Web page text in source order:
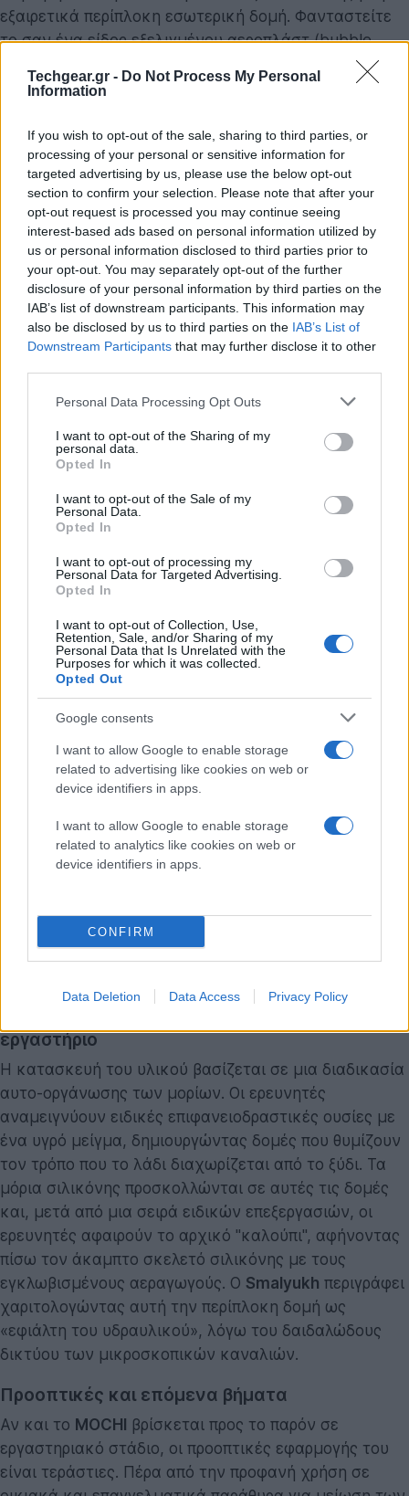
Techgear.gr - Do Not Process My Personal
Information
If you wish to opt-out of the sale, sharing to third parties, or
processing of your personal or sensitive information for
targeted advertising by us, please use the below opt-out
section to confirm your selection. Please note that after your
opt-out request is processed you may continue seeing
interest-based ads based on personal information utilized by
us or personal information disclosed to third parties prior to
your opt-out. You may separately opt-out of the further
disclosure of your personal information by third parties on the
IAB’s list of downstream participants. This information may
also be disclosed by us to third parties on the IAB’s List of
Downstream Participants that may further disclose it to other
Please note that this website/app uses one or more Google
not limited to your visit or usage behaviour. You may click to
grant or deny consent to Google and its third-party tags to
use your data for below specified purposes in below Google
consent section.
Personal Data Processing Opt Outs
I want to opt-out of the Sharing of my
personal data.
Opted In
I want to opt-out of the Sale of my
Personal Data.
Opted In
I want to opt-out of processing my
Personal Data for Targeted Advertising.
Opted In
I want to opt-out of Collection, Use,
Retention, Sale, and/or Sharing of my
Personal Data that Is Unrelated with the
Purposes for which it was collected.
Opted Out
Google consents
I want to allow Google to enable storage
related to advertising like cookies on web or
device identifiers in apps.
I want to allow Google to enable storage
related to analytics like cookies on web or
device identifiers in apps.
CONFIRM
Data Deletion Data Access Privacy Policy
εξαιρετικά περίπλοκη εσωτερική δομή. Φανταστείτε
το σαν ένα είδος εξελιγμένου αεροπλάστ (bubble
wrap), σχεδιασμένο όμως όχι για συσκευασία, αλλά
για θερμική διαχείριση. Το μυστικό του κρύβεται
οποίοι είναι παγιδευμένοι μέσα σε πόρους πολύ
λεπτότερους από μια ανθρώπινη τρίχα.
Στην πραγματικότητα, ο αέρας καταλαμβάνει πάνω
από το 90% του όγκου του υλικού. Αυτό που κάνει το
MOCHI να ξεχωρίζει από άλλους γνωστούς μονωτές,
όπως οι αερογέλες (aerogels), είναι η διάταξη αυτών
των πόρων. Ενώ στις αερογέλες οι πόροι είναι
ατάκτως ερριμμένοι, προκαλώντας τη σκέδαση του
φωτός και δίνοντας στο υλικό μια θολή όψη (γνωστή
περνά ανεμπόδιστα. Το αποτέλεσμα είναι ένα υλικό
που αντανακλά μόλις το 0,2% του εισερχόμενου
φωτός, παραμένοντας σχεδόν κρυστάλλινα διαυγές.
Φυσική σε επίπεδο νανοκλίμακας
Ο μηχανισμός με τον οποίο το
της θερμότητας είναι ένα μάθημα φυσικής σε
μικρογραφία. Η θερμότητα στα αέρια μεταδίδεται
μέσω των συγκρούσεων μεταξύ των μορίων,
θυμίζοντας μια αλυσιδωτή αντίδραση σε τραπέζι
μπιλιάρδου. Όταν τα μόρια κινούνται γρηγορότερα
λόγω ενέργειας, συγκρούονται μεταξύ τους και
μεταφέρουν τη θερμότητα.
, όμως, οι πόροι είναι τόσο στενοί
που τα μόρια του αέρα δεν προλαβαίνουν να
συγκρουστούν μεταξύ τους. Αντίθετα, προσκρούουν
περιορισμός της κίνησης εμποδίζει τη διάδοση της
θερμικής ενέργειας, καθιστώντας το υλικό έναν
προστασία, που επιτρέπει σε κάποιον να κρατήσει
άφοβα μια φλόγα στην άλλη πλευρά του, χωρίς να
εργαστήριο
Η κατασκευή του υλικού βασίζεται σε μια διαδικασία
αυτο-οργάνωσης των μορίων. Οι ερευνητές
αναμειγνύουν ειδικές επιφανειοδραστικές ουσίες με
ένα υγρό μείγμα, δημιουργώντας δομές που θυμίζουν
τον τρόπο που το λάδι διαχωρίζεται από το ξύδι. Τα
μόρια σιλικόνης προσκολλώνται σε αυτές τις δομές
και, μετά από μια σειρά ειδικών επεξεργασιών, οι
ερευνητές αφαιρούν το αρχικό "καλούπι", αφήνοντας
πίσω τον άκαμπτο σκελετό σιλικόνης με τους
εγκλωβισμένους αεραγωγούς. Ο Smalyukh περιγράφει
χαριτολογώντας αυτή την περίπλοκη δομή ως
«εφιάλτη του υδραυλικού», λόγω του δαιδαλώδους
δικτύου των μικροσκοπικών καναλιών.
Προοπτικές και επόμενα βήματα
Αν και το MOCHI βρίσκεται προς το παρόν σε
εργαστηριακό στάδιο, οι προοπτικές εφαρμογής του
είναι τεράστιες. Πέρα από την προφανή χρήση σε